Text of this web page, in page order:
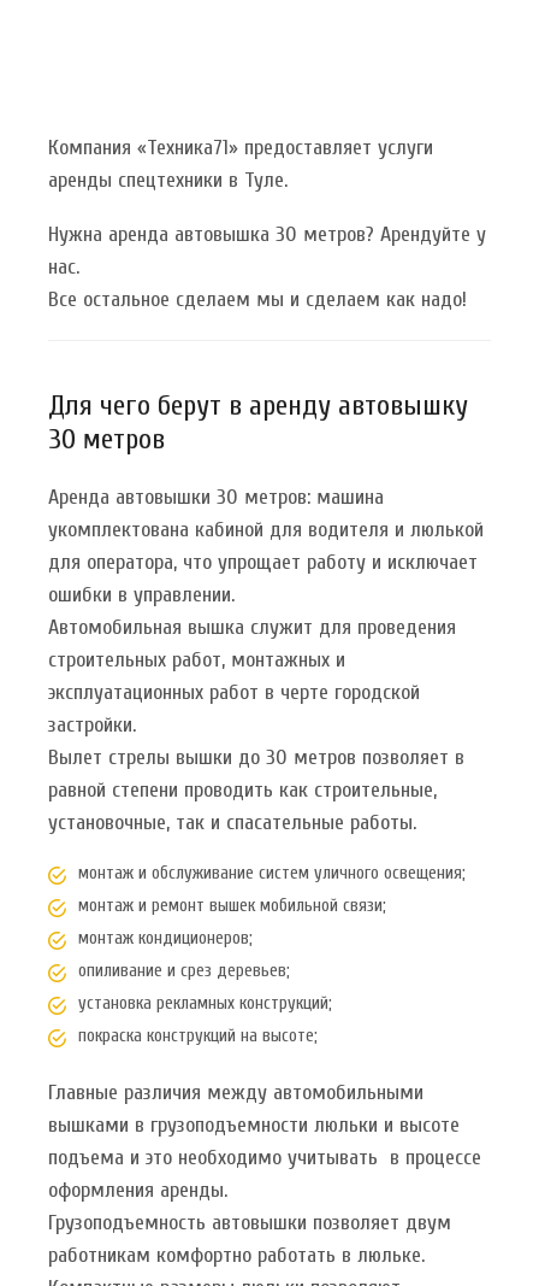
Компания «Техника71» предоставляет услуги
аренды спецтехники в Туле.
Нужна аренда автовышка 30 метров? Арендуйте у
нас.
Все остальное сделаем мы и сделаем как надо!
Для чего берут в аренду автовышку
30 метров
Аренда автовышки 30 метров: машина
укомплектована кабиной для водителя и люлькой
для оператора, что упрощает работу и исключает
ошибки в управлении.
Автомобильная вышка служит для проведения
строительных работ, монтажных и
эксплуатационных работ в черте городской
застройки.
Вылет стрелы вышки до 30 метров позволяет в
равной степени проводить как строительные,
установочные, так и спасательные работы.
монтаж и обслуживание систем уличного освещения;
монтаж и ремонт вышек мобильной связи;
монтаж кондиционеров;
опиливание и срез деревьев;
установка рекламных конструкций;
покраска конструкций на высоте;
Главные различия между автомобильными
вышками в грузоподъемности люльки и высоте
подъема и это необходимо учитывать в процессе
оформления аренды.
Грузоподъемность автовышки позволяет двум
работникам комфортно работать в люльке.